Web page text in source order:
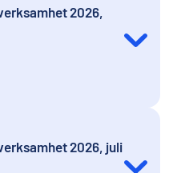
2026,
2026, juli